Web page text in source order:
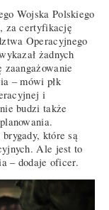
Wojska Polskiego
za certyfikację
Operacyjnego
żadnych
– mówi płk
i
budzi także
które są
Ale jest to
– dodaje oficer.